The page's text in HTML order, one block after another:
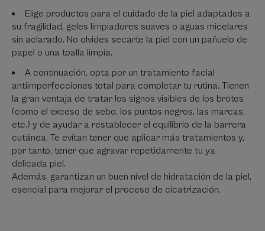
Elige productos para el cuidado de la piel adaptados a
su fragilidad, geles limpiadores suaves o aguas micelares
sin aclarado. No olvides secarte la piel con un pañuelo de
papel o una toalla limpia.
A continuación, opta por un tratamiento facial
antiimperfecciones total para completar tu rutina. Tienen
la gran ventaja de tratar los signos visibles de los brotes
(como el exceso de sebo, los puntos negros, las marcas,
etc.) y de ayudar a restablecer el equilibrio de la barrera
cutánea. Te evitan tener que aplicar más tratamientos y,
por tanto, tener que agravar repetidamente tu ya
delicada piel.
Además, garantizan un buen nivel de hidratación de la piel,
esencial para mejorar el proceso de cicatrización.